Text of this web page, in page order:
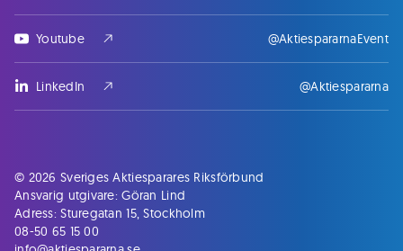
Youtube @AktiespararnaEvent
LinkedIn @Aktiespararna
© 2026 Sveriges Aktiesparares Riksförbund
Ansvarig utgivare: Göran Lind
Adress: Sturegatan 15, Stockholm
08-50 65 15 00